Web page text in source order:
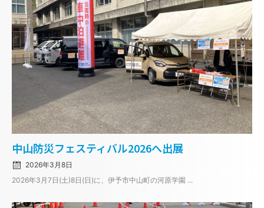
中山防災フェスティバル2026へ出展
on
2026年3月8日
2026年3月7日(土)8日(日)に、伊予市中山町の河原学園 ...